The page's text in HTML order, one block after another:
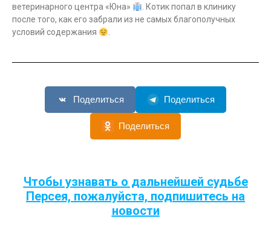
ветеринарного центра «Юна»
. Котик попал в клинику
после того, как его забрали из не самых благополучных
условий содержания
.
Поделиться Поделиться
Поделиться
Чтобы узнавать о дальнейшей судьбе
Персея, пожалуйста, подпишитесь на
новости